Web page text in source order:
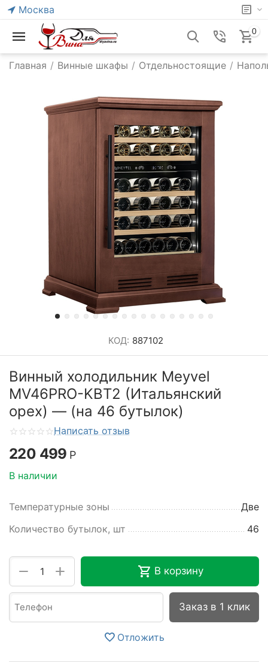
Москва
0
Главная / Винные шкафы / Отдельностоящие /
КОД: 887102
Винный холодильник Meyvel
MV46PRO-KBT2 (Итальянский
орех) — (на 46 бутылок)
Написать отзыв
220 499 Р
В наличии
Температурные зоны
Две
Количество бутылок, шт
46
+
− В корзину
Заказ в 1 клик
Отложить